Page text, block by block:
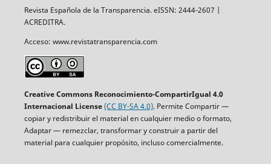
Revista Española de la Transparencia. eISSN: 2444-2607 |
ACREDITRA.
Acceso: www.revistatransparencia.com
Creative Commons Reconocimiento-CompartirIgual 4.0
Internacional License(CC BY-SA 4.0). Permite Compartir —
copiar y redistribuir el material en cualquier medio o formato,
Adaptar — remezclar, transformar y construir a partir del
material para cualquier propósito, incluso comercialmente.